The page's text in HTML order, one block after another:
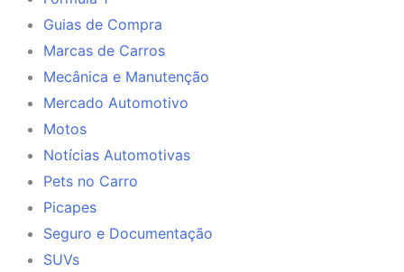
Guias de Compra
Marcas de Carros
Mecânica e Manutenção
Mercado Automotivo
Motos
Notícias Automotivas
Pets no Carro
Picapes
Seguro e Documentação
SUVs